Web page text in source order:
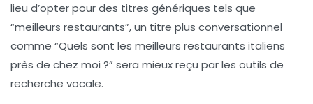
lieu d’opter pour des titres génériques tels que
“meilleurs restaurants”, un titre plus conversationnel
comme “Quels sont les meilleurs restaurants italiens
près de chez moi ?” sera mieux reçu par les outils de
recherche vocale.